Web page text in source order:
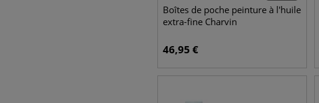
Boîtes de poche peinture à l'huile
extra-fine Charvin
46,95 €